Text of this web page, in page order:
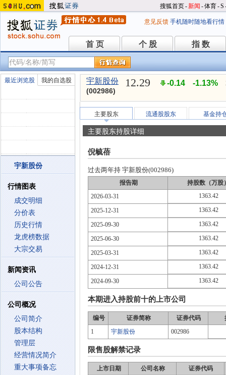
搜狐首页-新闻 -体育-S
意见反馈 手机随时随地看行情
首 页
首 页 个 股
个 股 指 数
指 数
最近浏览股 我的自选股
宇新股份
行情图表
成交明细
分价表
历史行情
龙虎榜数据
大宗交易
新闻资讯
公司公告
公司概况
公司简介
股本结构
管理层
经营情况简介
重大事项备忘
宇新股份
(002986)
12.29 -0.14 -1.13%
主要股东 流通股股东 基金持
主要股东持股详细
倪毓蓓
过去两年持 宇新股份(002986)
报告期
持股数（万股
2026-03-31
1363.42
2025-12-31 1363.42
2025-09-30 1363.42
2025-06-30 1363.42
2025-03-31 1363.42
2024-12-31 1363.42
2024-09-30 1363.42
本期进入持股前十的上市公司
编号 证券简称 证券代码
1
宇新股份 002986
限售股解禁记录
上市日期 公司名称 证券代码